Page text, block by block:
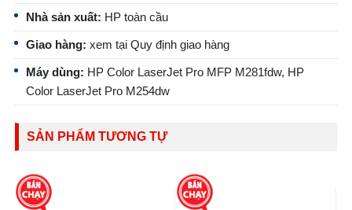
Nhà sản xuất: HP toàn cầu
Giao hàng: xem tại Quy định giao hàng
Máy dùng: HP Color LaserJet Pro MFP M281fdw, HP
Color LaserJet Pro M254dw
SẢN PHẨM TƯƠNG TỰ